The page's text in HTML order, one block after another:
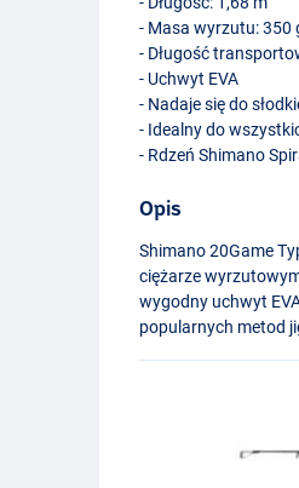
- Masa wyrzutu: 350
- Długość
- Uchwyt EVA
- Nadaje się do
- Idealny do
- Rdzeń Shimano
Opis
Shimano 20Game
ciężarze
wygodny uchwyt
popularnych metod